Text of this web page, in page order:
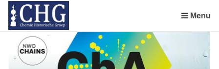
links
over
Spring
naar
de
Menu